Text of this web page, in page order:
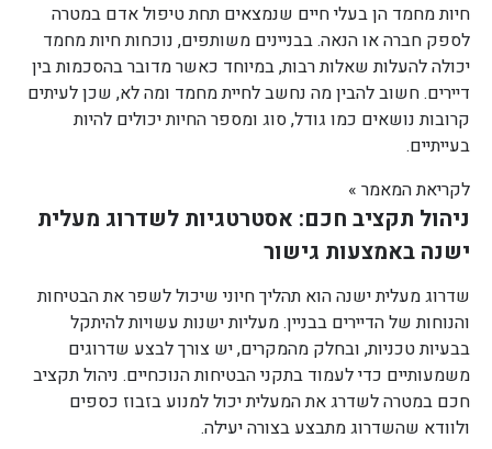
חיות מחמד הן בעלי חיים שנמצאים תחת טיפול אדם במטרה
לספק חברה או הנאה. בבניינים משותפים, נוכחות חיות מחמד
יכולה להעלות שאלות רבות, במיוחד כאשר מדובר בהסכמות בין
דיירים. חשוב להבין מה נחשב לחיית מחמד ומה לא, שכן לעיתים
קרובות נושאים כמו גודל, סוג ומספר החיות יכולים להיות
בעייתיים.
לקריאת המאמר »
ניהול תקציב חכם: אסטרטגיות לשדרוג מעלית
ישנה באמצעות גישור
שדרוג מעלית ישנה הוא תהליך חיוני שיכול לשפר את הבטיחות
והנוחות של הדיירים בבניין. מעליות ישנות עשויות להיתקל
בבעיות טכניות, ובחלק מהמקרים, יש צורך לבצע שדרוגים
משמעותיים כדי לעמוד בתקני הבטיחות הנוכחיים. ניהול תקציב
חכם במטרה לשדרג את המעלית יכול למנוע בזבוז כספים
ולוודא שהשדרוג מתבצע בצורה יעילה.